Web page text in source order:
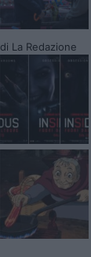
di La Redazione